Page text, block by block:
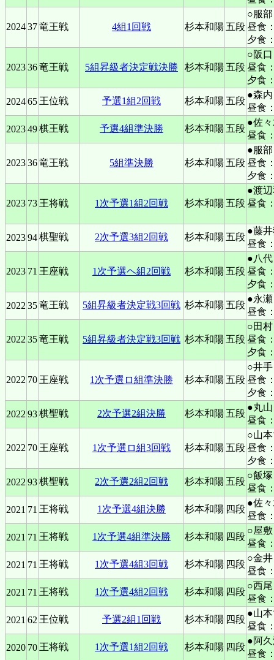
202437竜王戦 4組1回戦 杉本和陽五段
○服
昼食
夕食
202336竜王戦 5組昇級者決定戦決勝 杉本和陽五段
○阪
昼食
夕食
202465王位戦 予選1組2回戦 杉本和陽五段
●森内
昼食
202349棋王戦 予選4組準決勝 杉本和陽五段
●佐
昼食
202336竜王戦 5組準決勝 杉本和陽五段
●服部
昼食
夕食
2023 73王将戦 1次予選1組2回戦 杉本和陽五段
●渡
昼食
202394棋聖戦 2次予選3組2回戦 杉本和陽五段
●藤
昼食
2023 71 王座戦 1次予選ヘ組2回戦 杉本和陽五段
●八代
昼食
夕食
202235竜王戦 5組昇級者決定戦3回戦 杉本和陽五段
●永瀬
昼食
202235竜王戦 5組昇級者決定戦3回戦 杉本和陽五段
○田村
昼食
夕食
2022 70王座戦 1次予選ロ組準決勝 杉本和陽五段
○井手
昼食
夕食
202293棋聖戦 2次予選2組決勝 杉本和陽五段
●丸山
昼食
2022 70王座戦 1次予選ロ組3回戦 杉本和陽五段
○山
昼食
夕食
202293棋聖戦 2次予選2組2回戦 杉本和陽五段
○飯塚
昼食
2021 71 王将戦 1次予選4組決勝 杉本和陽 四段
●佐
昼食
2021 71 王将戦 1次予選4組準決勝 杉本和陽 四段
○屋敷
昼食
2021 71 王将戦 1次予選4組3回戦 杉本和陽 四段
○金井
昼食
2021 71 王将戦 1次予選4組2回戦 杉本和陽 四段
○西尾
昼食
2021 62王位戦 予選2組1回戦 杉本和陽 四段
●山
昼食
2020 70王将戦 1次予選1組2回戦 杉本和陽 四段
●阿
昼食